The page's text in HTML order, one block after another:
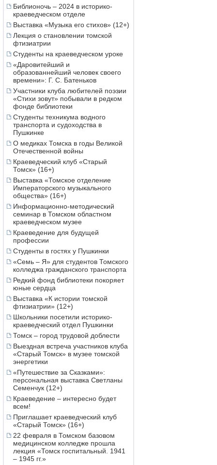
Библионочь – 2024 в историко-
краеведческом отделе
Выставка «Музыка его стихов» (12+)
Лекция о становлении томской
фтизиатрии
Студенты на краеведческом уроке
«Даровитейший и
образованнейший человек своего
времени»: Г. С. Батеньков
Участники клуба любителей поэзии
«Стихи зовут» побывали в редком
фонде библиотеки
Студенты техникума водного
транспорта и судоходства в
Пушкинке
О медиках Томска в годы Великой
Отечественной войны
Краеведческий клуб «Старый
Томск» (16+)
Выставка «Томское отделение
Императорского музыкального
общества» (16+)
Информационно-методический
семинар в Томском областном
краеведческом музее
Краеведение для будущей
профессии
Студенты в гостях у Пушкинки
«Семь – Я» для студентов Томского
колледжа гражданского транспорта
Редкий фонд библиотеки покоряет
юные сердца
Выставка «К истории томской
фтизиатрии» (12+)
Школьники посетили историко-
краеведческий отдел Пушкинки
Томск – город трудовой доблести
Выездная встреча участников клуба
«Старый Томск» в музее томской
энергетики
«Путешествие за Сказками»:
персональная выставка Светланы
Семенчук (12+)
Краеведение – интересно будет
всем!
Приглашает краеведческий клуб
«Старый Томск» (16+)
22 февраля в Томском базовом
медицинском колледже прошла
лекция «Томск госпитальный. 1941
– 1945 гг.»